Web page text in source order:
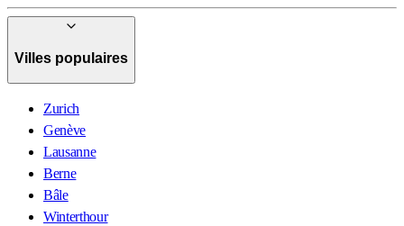
Villes populaires
Zurich
Genève
Lausanne
Berne
Bâle
Winterthour